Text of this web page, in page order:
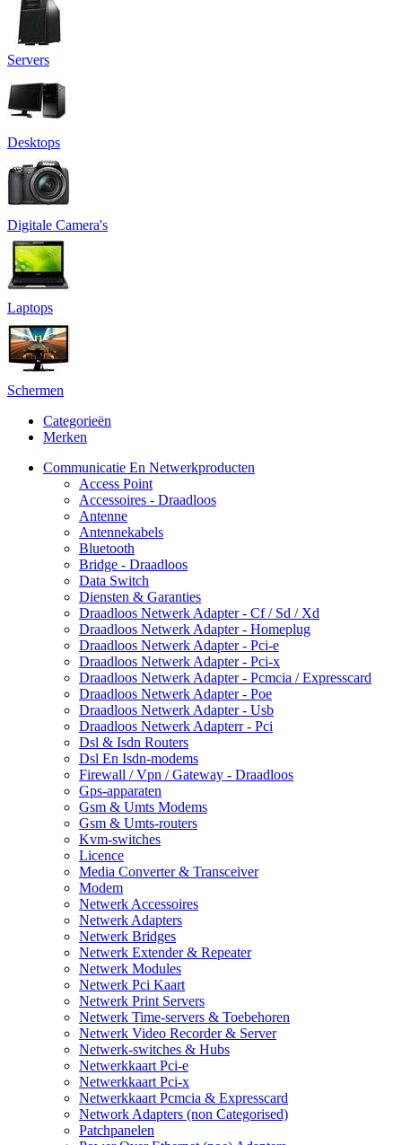
Servers
Desktops
Digitale Camera's
Laptops
Schermen
Categorieën
Merken
Communicatie En Netwerkproducten
Access Point
Accessoires - Draadloos
Antenne
Antennekabels
Bluetooth
Bridge - Draadloos
Data Switch
Diensten & Garanties
Draadloos Netwerk Adapter - Cf / Sd / Xd
Draadloos Netwerk Adapter - Homeplug
Draadloos Netwerk Adapter - Pci-e
Draadloos Netwerk Adapter - Pci-x
Draadloos Netwerk Adapter - Pcmcia / Expresscard
Draadloos Netwerk Adapter - Poe
Draadloos Netwerk Adapter - Usb
Draadloos Netwerk Adapterr - Pci
Dsl & Isdn Routers
Dsl En Isdn-modems
Firewall / Vpn / Gateway - Draadloos
Gps-apparaten
Gsm & Umts Modems
Gsm & Umts-routers
Kvm-switches
Licence
Media Converter & Transceiver
Modem
Netwerk Accessoires
Netwerk Adapters
Netwerk Bridges
Netwerk Extender & Repeater
Netwerk Modules
Netwerk Pci Kaart
Netwerk Print Servers
Netwerk Time-servers & Toebehoren
Netwerk Video Recorder & Server
Netwerk-switches & Hubs
Netwerkkaart Pci-e
Netwerkkaart Pci-x
Netwerkkaart Pcmcia & Expresscard
Network Adapters (non Categorised)
Patchpanelen